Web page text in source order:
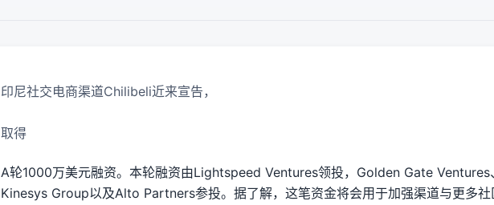
印尼社交电商渠道Chilibeli近来宣告，
取得
A轮1000万美元融资。本轮融资由Lightspeed Ventures领投， Golden Gate Ventures、
Kinesys Group以及Alto Partners参投。据了解，这笔资金将会用于加强渠道与更多